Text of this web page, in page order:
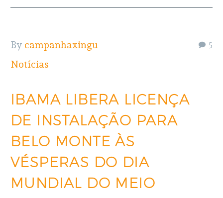
5
By campanhaxingu
Notícias
IBAMA LIBERA LICENÇA
DE INSTALAÇÃO PARA
BELO MONTE ÀS
VÉSPERAS DO DIA
MUNDIAL DO MEIO